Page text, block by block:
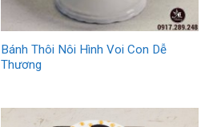
Bánh Thôi Nôi Hình Voi Con Dễ
Thương